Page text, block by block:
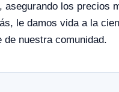
asegurando los precios
le damos vida a la
de nuestra comunidad.